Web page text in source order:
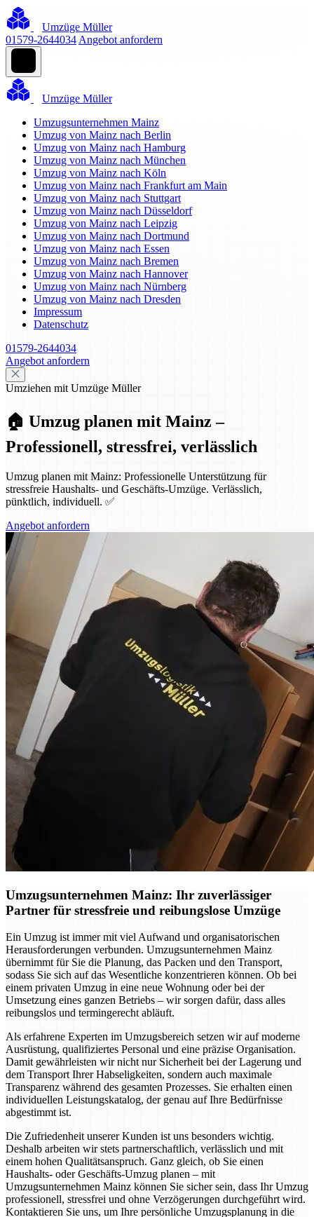
Umzüge Müller
01579-2644034 Angebot anfordern
Umzüge Müller
Umzugsunternehmen Mainz
Umzug von Mainz nach Berlin
Umzug von Mainz nach Hamburg
Umzug von Mainz nach München
Umzug von Mainz nach Köln
Umzug von Mainz nach Frankfurt am Main
Umzug von Mainz nach Stuttgart
Umzug von Mainz nach Düsseldorf
Umzug von Mainz nach Leipzig
Umzug von Mainz nach Dortmund
Umzug von Mainz nach Essen
Umzug von Mainz nach Bremen
Umzug von Mainz nach Hannover
Umzug von Mainz nach Nürnberg
Umzug von Mainz nach Dresden
Impressum
Datenschutz
01579-2644034
Angebot anfordern
Umziehen mit Umzüge Müller
🏠 Umzug planen mit Mainz –
Professionell, stressfrei, verlässlich
Umzug planen mit Mainz: Professionelle Unterstützung für
stressfreie Haushalts- und Geschäfts-Umzüge. Verlässlich,
pünktlich, individuell. ✅
Angebot anfordern
Umzugsunternehmen Mainz: Ihr zuverlässiger
Partner für stressfreie und reibungslose Umzüge
Ein Umzug ist immer mit viel Aufwand und organisatorischen
Herausforderungen verbunden. Umzugsunternehmen Mainz
übernimmt für Sie die Planung, das Packen und den Transport,
sodass Sie sich auf das Wesentliche konzentrieren können. Ob bei
einem privaten Umzug in eine neue Wohnung oder bei der
Umsetzung eines ganzen Betriebs – wir sorgen dafür, dass alles
reibungslos und termingerecht abläuft.
Als erfahrene Experten im Umzugsbereich setzen wir auf moderne
Ausrüstung, qualifiziertes Personal und eine präzise Organisation.
Damit gewährleisten wir nicht nur Sicherheit bei der Lagerung und
dem Transport Ihrer Habseligkeiten, sondern auch maximale
Transparenz während des gesamten Prozesses. Sie erhalten einen
individuellen Leistungskatalog, der genau auf Ihre Bedürfnisse
abgestimmt ist.
Die Zufriedenheit unserer Kunden ist uns besonders wichtig.
Deshalb arbeiten wir stets partnerschaftlich, verlässlich und mit
einem hohen Qualitätsanspruch. Ganz gleich, ob Sie einen
Haushalts- oder Geschäfts-Umzug planen – mit
Umzugsunternehmen Mainz können Sie sicher sein, dass Ihr Umzug
professionell, stressfrei und ohne Verzögerungen durchgeführt wird.
Kontaktieren Sie uns, um Ihre persönliche Umzugsplanung in die